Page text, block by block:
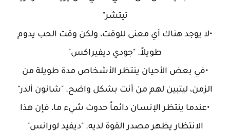
تيتشر"
•لا يوجد هناك أي معنى للوقت، ولكن وقت الحب يدوم
طويلاً. "جودي ديفيراكس"
•في بعض الأحيان ينتظر الأشخاص مدة طويلة من
الزمن، ليتبين لهم من أنت بشكل واضح. "شانون ألدر"
•عندما ينتظر الإنسان دائماً حدوث شيء ما، فإن هذا
الانتظار يظهر مصدر القوة لديه. "ديفيد لورانس"